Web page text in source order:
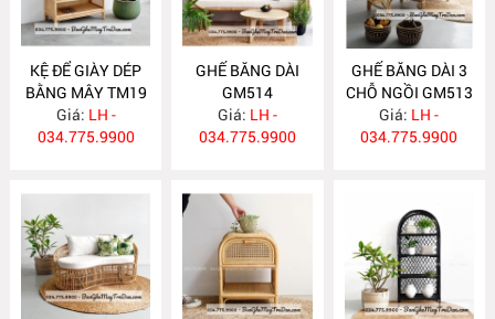
KỆ ĐỂ GIÀY DÉP
BẰNG MÂY TM19
Giá: LH -
034.775.9900
GHẾ BĂNG DÀI
GM514
Giá: LH -
034.775.9900
GHẾ BĂNG DÀI 3
CHỖ NGỒI GM513
Giá: LH -
034.775.9900